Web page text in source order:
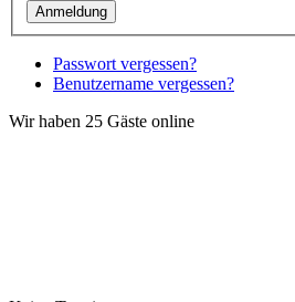
Passwort vergessen?
Benutzername vergessen?
Wir haben 25 Gäste online